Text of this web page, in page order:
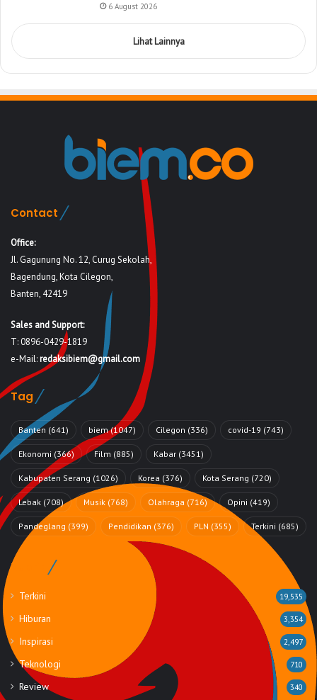
6 August 2026
Lihat Lainnya
Contact
Office:
Jl. Gagunung No. 12, Curug Sekolah,
Bagendung, Kota Cilegon,
Banten, 42419
Sales and Support:
T: 0896-0429-1819
e-Mail:redaksibiem@gmail.com
Tag
Banten (641) biem(1047) Cilegon (336) covid-19 (743)
Ekonomi (366) Film (885) Kabar (3451)
Kabupaten Serang (1026) Korea (376) Kota Serang (720)
Lebak (708) Musik (768) Olahraga (716) Opini (419)
Pandeglang (399) Pendidikan (376) PLN (355) Terkini (685)
Rubrik
Terkini 19,535
Hiburan 3,354
Inspirasi 2,497
Teknologi 710
Review 340